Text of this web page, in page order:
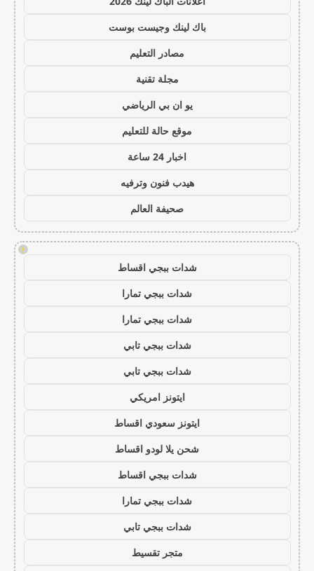
باك لينك وجيست بوست
مصادر التعليم
مجلة تقنية
يو ان بي الرياضي
موقع حالة للتعليم
اخبار 24 ساعة
هيدب فنون وترفيه
صحيفة العالم
!
شدات ببجي اقساط
شدات ببجي تمارا
شدات ببجي تمارا
شدات ببجي تابي
شدات ببجي تابي
ايتونز امريكي
ايتونز سعودي اقساط
شحن يلا لودو اقساط
شدات ببجي اقساط
شدات ببجي تمارا
شدات ببجي تابي
متجر تقسيط